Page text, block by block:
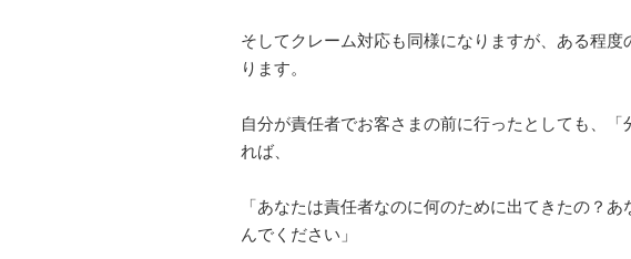
そしてクレーム対応も同様になりますが、ある程
ります。
自分が責任者でお客さまの前に行ったとしても、
れば、
「あなたは責任者なのに何のために出てきたの？
んでください」